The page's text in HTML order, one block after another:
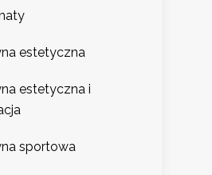
estetyczna
estetyczna i
sportowa